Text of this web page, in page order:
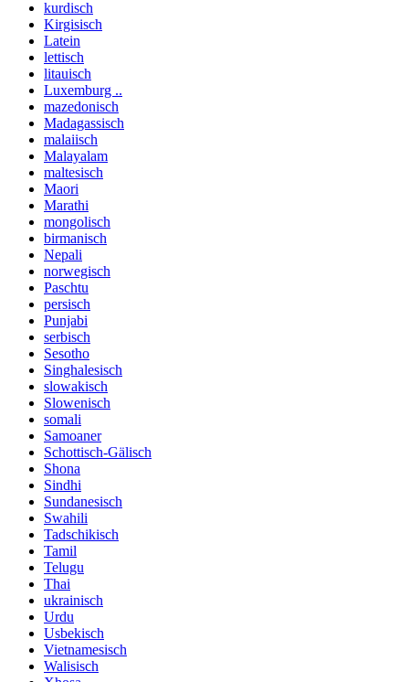
kurdisch
Kirgisisch
Latein
lettisch
litauisch
Luxemburg ..
mazedonisch
Madagassisch
malaiisch
Malayalam
maltesisch
Maori
Marathi
mongolisch
birmanisch
Nepali
norwegisch
Paschtu
persisch
Punjabi
serbisch
Sesotho
Singhalesisch
slowakisch
Slowenisch
somali
Samoaner
Schottisch-Gälisch
Shona
Sindhi
Sundanesisch
Swahili
Tadschikisch
Tamil
Telugu
Thai
ukrainisch
Urdu
Usbekisch
Vietnamesisch
Walisisch